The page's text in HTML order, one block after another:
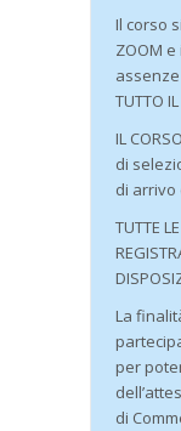
Il corso
ZOOM
assenze
TUTTO
IL
di
di arrivo
TUTTE
La
per
di